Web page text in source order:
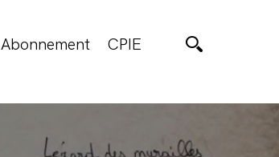
Abonnement CPIE